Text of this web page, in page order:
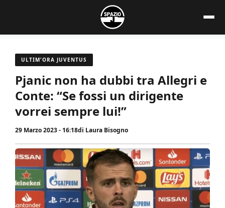
contenuto
ULTIM'ORA JUVENTUS
Pjanic non ha dubbi tra Allegri e
Conte: “Se fossi un dirigente
vorrei sempre lui!”
29 Marzo 2023 - 16:18di Laura Bisogno